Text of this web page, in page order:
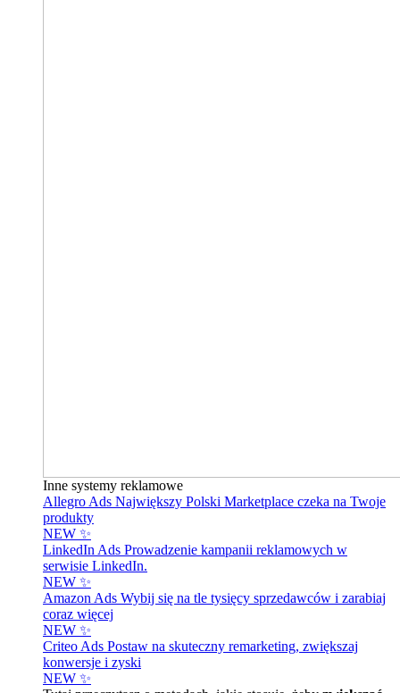
Inne systemy reklamowe
Allegro Ads Największy Polski Marketplace czeka na Twoje
produkty
NEW ✨
LinkedIn Ads Prowadzenie kampanii reklamowych w
serwisie LinkedIn.
NEW ✨
Amazon Ads Wybij się na tle tysięcy sprzedawców i zarabiaj
coraz więcej
NEW ✨
Criteo Ads Postaw na skuteczny remarketing, zwiększaj
konwersje i zyski
NEW ✨